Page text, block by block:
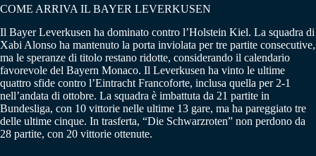
COME ARRIVA IL BAYER LEVERKUSEN
Il Bayer Leverkusen ha dominato contro l’Holstein Kiel. La squadra di
Xabi Alonso ha mantenuto la porta inviolata per tre partite consecutive,
ma le speranze di titolo restano ridotte, considerando il calendario
favorevole del Bayern Monaco. Il Leverkusen ha vinto le ultime
quattro sfide contro l’Eintracht Francoforte, inclusa quella per 2-1
nell’andata di ottobre. La squadra è imbattuta da 21 partite in
Bundesliga, con 10 vittorie nelle ultime 13 gare, ma ha pareggiato tre
delle ultime cinque. In trasferta, “Die Schwarzroten” non perdono da
28 partite, con 20 vittorie ottenute.